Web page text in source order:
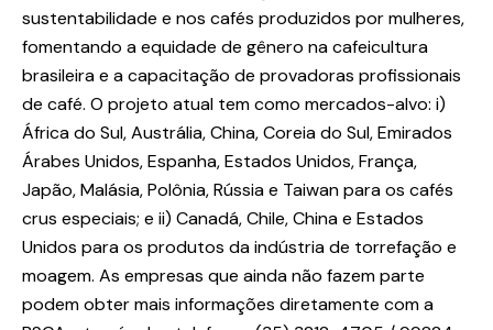
sustentabilidade e nos cafés produzidos por mulheres,
fomentando a equidade de gênero na cafeicultura
brasileira e a capacitação de provadoras profissionais
de café. O projeto atual tem como mercados-alvo: i)
África do Sul, Austrália, China, Coreia do Sul, Emirados
Árabes Unidos, Espanha, Estados Unidos, França,
Japão, Malásia, Polônia, Rússia e Taiwan para os cafés
crus especiais; e ii) Canadá, Chile, China e Estados
Unidos para os produtos da indústria de torrefação e
moagem. As empresas que ainda não fazem parte
podem obter mais informações diretamente com a